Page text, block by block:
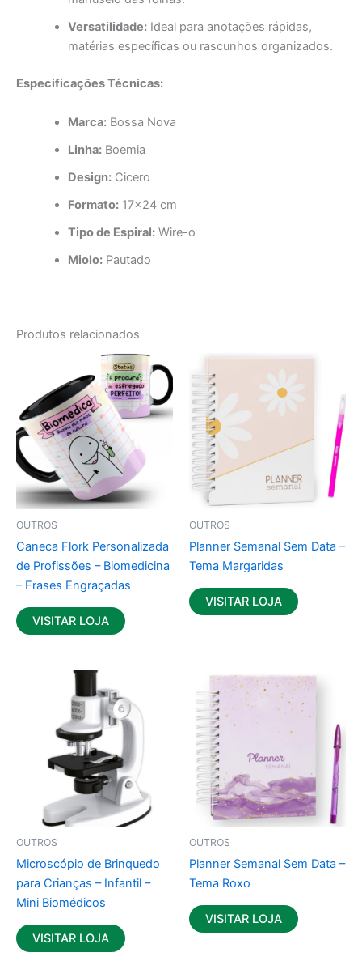
Versatilidade:Ideal para anotações rápidas,
matérias específicas ou rascunhos organizados.
Especificações Técnicas:
Marca:Bossa Nova
Linha:Boemia
Design:Cicero
Formato:17×24 cm
Tipo de Espiral:Wire-o
Miolo:Pautado
Produtos relacionados
OUTROS
Caneca Flork Personalizada
de Profissões – Biomedicina
– Frases Engraçadas
VISITAR LOJA
OUTROS
Planner Semanal Sem Data –
Tema Margaridas
VISITAR LOJA
OUTROS
Microscópio de Brinquedo
para Crianças – Infantil –
Mini Biomédicos
VISITAR LOJA
OUTROS
Planner Semanal Sem Data –
Tema Roxo
VISITAR LOJA